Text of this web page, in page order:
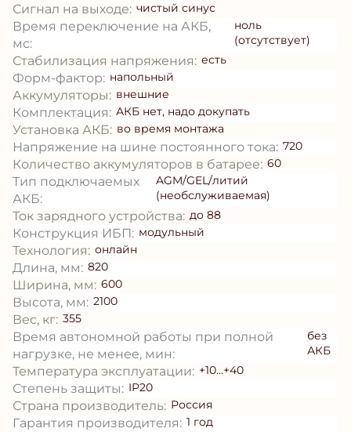
Сигнал на выходе: чистый синус
Время переключение на АКБ,
мс:
ноль
(отсутствует)
Стабилизация напряжения: есть
Форм-фактор: напольный
Аккумуляторы: внешние
Комплектация: АКБ нет, надо докупать
Установка АКБ: во время монтажа
Напряжение на шине постоянного тока: 720
Количество аккумуляторов в батарее: 60
Тип подключаемых
АКБ:
AGM/GEL/литий
(необслуживаемая)
Ток зарядного устройства: до 88
Конструкция ИБП: модульный
Технология: онлайн
Длина, мм: 820
Ширина, мм: 600
Высота, мм: 2100
Вес, кг: 355
Время автономной работы при полной
нагрузке, не менее, мин:
без
АКБ
Температура эксплуатации: +10...+40
Степень защиты: IP20
Страна производитель: Россия
Гарантия производителя: 1 год